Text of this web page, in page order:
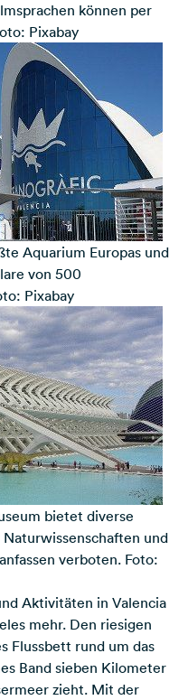
können per
Pixabay
Aquarium Europas und
von 500
Pixabay
bietet diverse
und
verboten. Foto:
Aktivitäten in Valencia
mehr. Den riesigen
Flussbett rund um das
Band sieben Kilometer
zieht. Mit der